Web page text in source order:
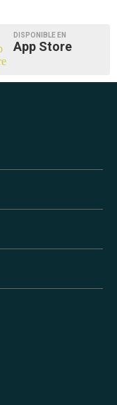
DISPONIBLE EN
App Store